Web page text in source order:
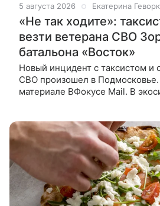
5 августа 2026 Екатерина
«Не так ходите»:
везти ветерана СВО
батальона «Восток»
Новый инцидент с таксистом и
СВО произошел в
материале ВФокусе Mail. В